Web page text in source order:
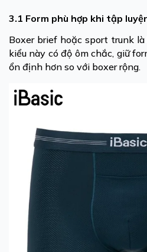
3.1 Form phù hợp khi tập
Boxer brief hoặc sport trunk
kiểu này có độ ôm chắc, giữ
ổn định hơn so với boxer rộng.